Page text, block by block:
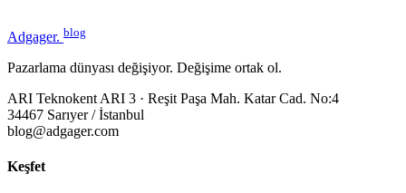
Adgager. blog
Pazarlama dünyası değişiyor. Değişime ortak ol.
ARI Teknokent ARI 3 · Reşit Paşa Mah. Katar Cad. No:4
34467 Sarıyer / İstanbul
blog@adgager.com
Keşfet